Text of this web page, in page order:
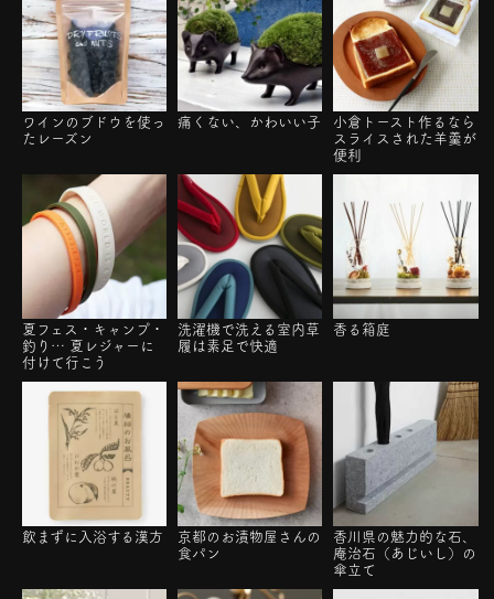
ワインのブドウを使っ
たレーズン
痛くない、かわいい子
小倉トースト作るなら
スライスされた羊羹が
便利
夏フェス・キャンプ・
釣り… 夏レジャーに
付けて行こう
洗濯機で洗える室内草
履は素足で快適
香る箱庭
飲まずに入浴する漢方
京都のお漬物屋さんの
食パン
香川県の魅力的な石、
庵治石（あじいし）の
傘立て